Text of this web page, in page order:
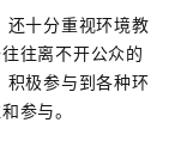
还十分重视环境教
往离不开公众的
积极参与到各种环
参与。